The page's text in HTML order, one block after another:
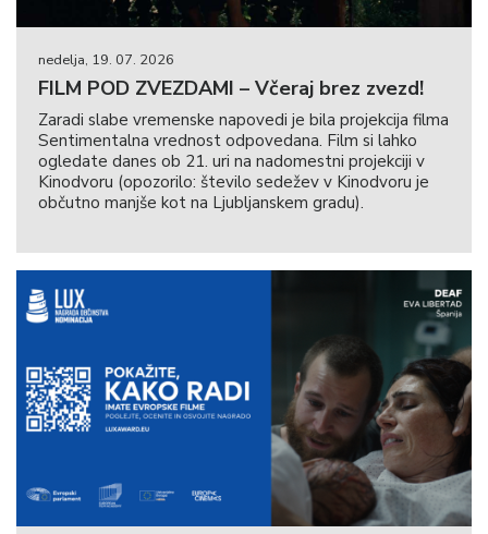
nedelja, 19. 07. 2026
FILM POD ZVEZDAMI – Včeraj brez zvezd!
Zaradi slabe vremenske napovedi je bila projekcija filma
Sentimentalna vrednost odpovedana. Film si lahko
ogledate danes ob 21. uri na nadomestni projekciji v
Kinodvoru (opozorilo: število sedežev v Kinodvoru je
občutno manjše kot na Ljubljanskem gradu).